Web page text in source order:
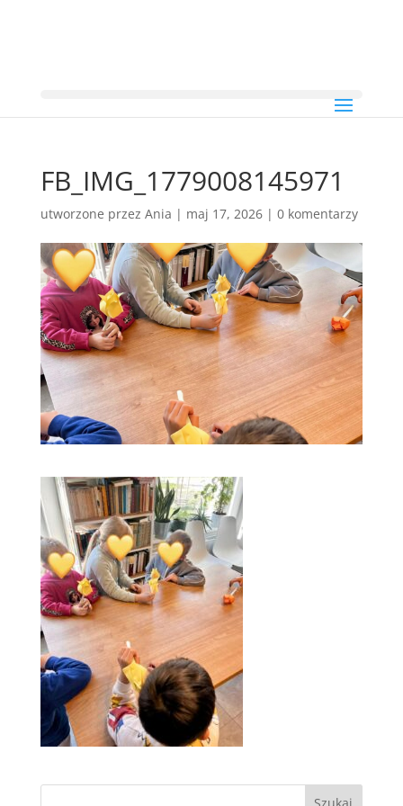
FB_IMG_1779008145971
utworzone przez Ania | maj 17, 2026| 0 komentarzy